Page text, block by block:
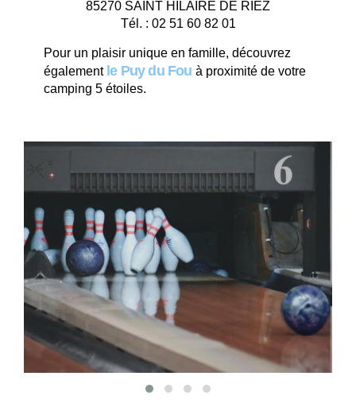
85270 SAINT HILAIRE DE RIEZ
Tél. : 02 51 60 82 01
Pour un plaisir unique en famille, découvrez
également le Puy du Fou à proximité de votre
camping 5 étoiles.